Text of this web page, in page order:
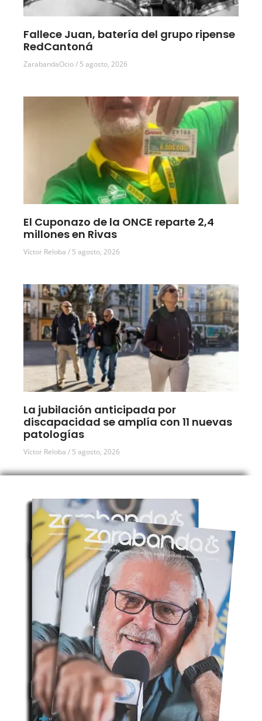
Fallece Juan, batería del grupo ripense
RedCantoná
ZarabandaOcio 5 agosto, 2026
El Cuponazo de la ONCE reparte 2,4
millones en Rivas
Víctor Reloba 5 agosto, 2026
La jubilación anticipada por
discapacidad se amplía con 11 nuevas
patologías
Víctor Reloba 5 agosto, 2026